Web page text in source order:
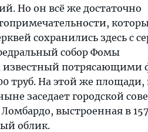
Но он всё же достаточно
сохранились здесь с
собор Фомы
известный потрясающими
труб. На этой же площади,
заседает городской
выстроенная в
облик.